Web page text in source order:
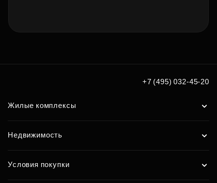
+7 (495) 032-45-20
Жилые комплексы
Недвижимость
Условия покупки